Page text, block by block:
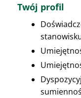
Twój profil